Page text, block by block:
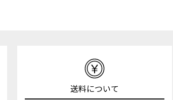
送料について